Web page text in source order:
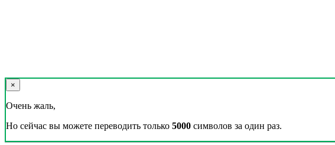
×
Очень жаль,
Но сейчас вы можете переводить только 5000 символов за один раз.